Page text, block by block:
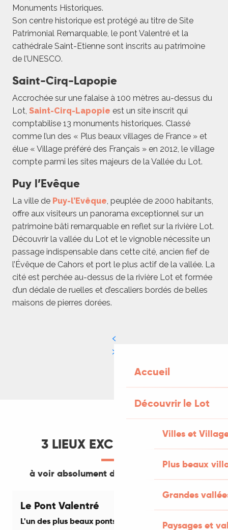
Accueil
Découvrir le Lot
Villes et
Plus beaux
Grandes
Paysages et
Monuments Historiques.
Son centre historique est protégé au titre de Site
Patrimonial Remarquable, le pont Valentré et la
cathédrale Saint-Etienne sont inscrits au patrimoine
de l’UNESCO.
Saint-Cirq-Lapopie
Accrochée sur une falaise à 100 mètres au-dessus du
Lot, Saint-Cirq-Lapopie est un site inscrit qui
comptabilise 13 monuments historiques. Classé
comme l’un des « Plus beaux villages de France » et
élue « Village préféré des Français » en 2012, le village
compte parmi les sites majeurs de la Vallée du Lot.
Puy l’Evêque
La ville de Puy-l’Evêque, peuplée de 2000 habitants,
offre aux visiteurs un panorama exceptionnel sur un
patrimoine bâti remarquable en reflet sur la rivière Lot.
Découvrir la vallée du Lot et le vignoble nécessite un
passage indispensable dans cette cité, ancien fief de
l’Évêque de Cahors et port le plus actif de la vallée. La
cité est perchée au-dessus de la rivière Lot et formée
d’un dédale de ruelles et d’escaliers bordés de belles
maisons de pierres dorées.
3 LIEUX EXCEPTIONNELS
à voir absolument dans la vallée du Lot
Le Pont Valentré
L'un des plus beaux ponts de France